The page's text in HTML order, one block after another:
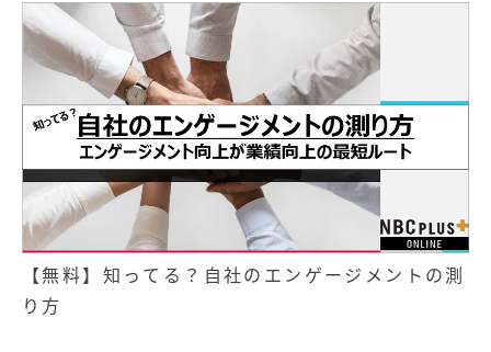
【無料】知ってる？自社のエンゲージメントの測
り方